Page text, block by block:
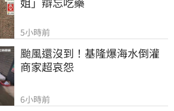
5小時前
颱風還沒到！基隆爆海水倒灌
商家超哀怨
6小時前